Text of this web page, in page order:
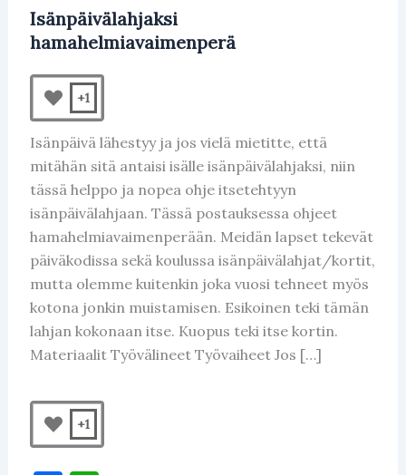
Isänpäivälahjaksi
hamahelmiavaimenperä
+1
Isänpäivä lähestyy ja jos vielä mietitte, että
mitähän sitä antaisi isälle isänpäivälahjaksi, niin
tässä helppo ja nopea ohje itsetehtyyn
isänpäivälahjaan. Tässä postauksessa ohjeet
hamahelmiavaimenperään. Meidän lapset tekevät
päiväkodissa sekä koulussa isänpäivälahjat/kortit,
mutta olemme kuitenkin joka vuosi tehneet myös
kotona jonkin muistamisen. Esikoinen teki tämän
lahjan kokonaan itse. Kuopus teki itse kortin.
Materiaalit Työvälineet Työvaiheet Jos […]
+1